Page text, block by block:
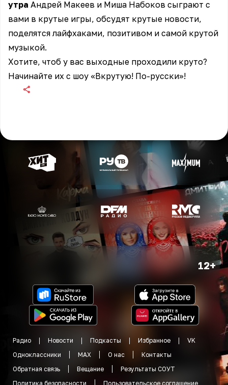
утра Андрей Макеев и Миша Набоков сыграют с
вами в крутые игры, обсудят крутые новости,
поделятся лайфхаками, позитивом и самой крутой
музыкой.
Хотите, чтоб у вас выходные проходили круто?
Начинайте их с шоу «Вкрутую! По-русски»!
12+
Радио Новости Подкасты Избранное
VK
Одноклассники
MAX О нас
Контакты
Обратная связь
Вещание
Результаты СОУТ
Политика безопасности
Пользовательское соглашение